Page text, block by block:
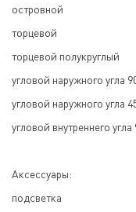
островной
торцевой
торцевой полукруглый
угловой наружного угла
угловой наружного угла
угловой внутреннего угла
Аксессуары:
подсветка